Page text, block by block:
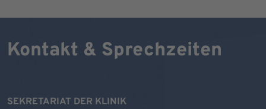
Kontakt & Sprechzeiten
SEKRETARIAT DER KLINIK